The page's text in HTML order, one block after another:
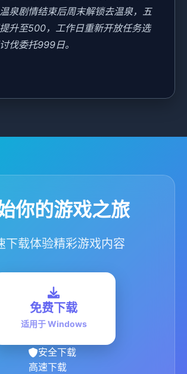
泉剧情结束后周末解锁去温泉，五
升至500，工作日重新开放任务选
伐委托999日。
你的游戏之旅
下载体验精彩游戏内容
免费下载
适用于 Windows
安全下载
高速下载